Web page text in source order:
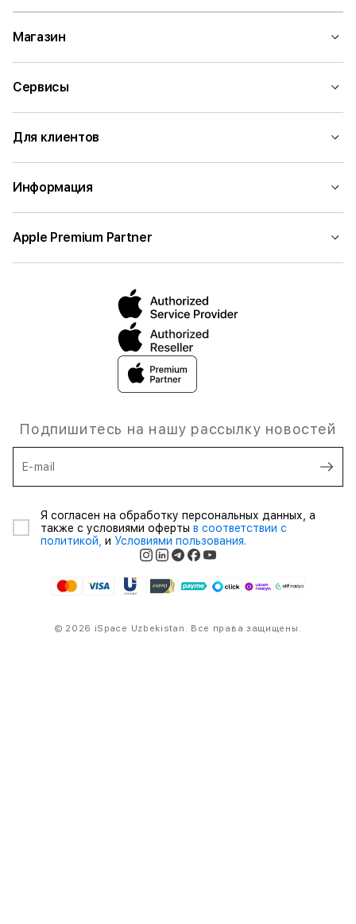
Магазин
Сервисы
Для клиентов
Информация
Apple Premium Partner
Подпишитесь на нашу рассылку новостей
E-mail
Я согласен на обработку персональных данных, а
также с условиями оферты в соответствии с
политикой, и Условиями пользования.
© 2026 iSpace Uzbekistan. Все права защищены.